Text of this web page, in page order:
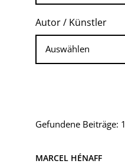
Autor / Künstler
Gefundene Beiträge: 1
MARCEL HÉNAFF